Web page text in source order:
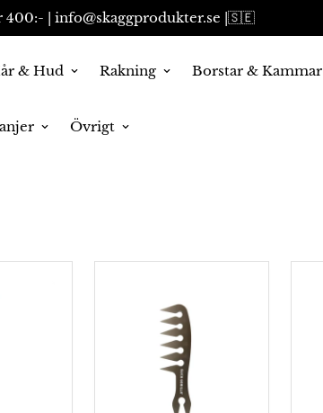
| info@skaggprodukter.se |🇸🇪
& Hud Rakning Borstar & Kammar
Övrigt